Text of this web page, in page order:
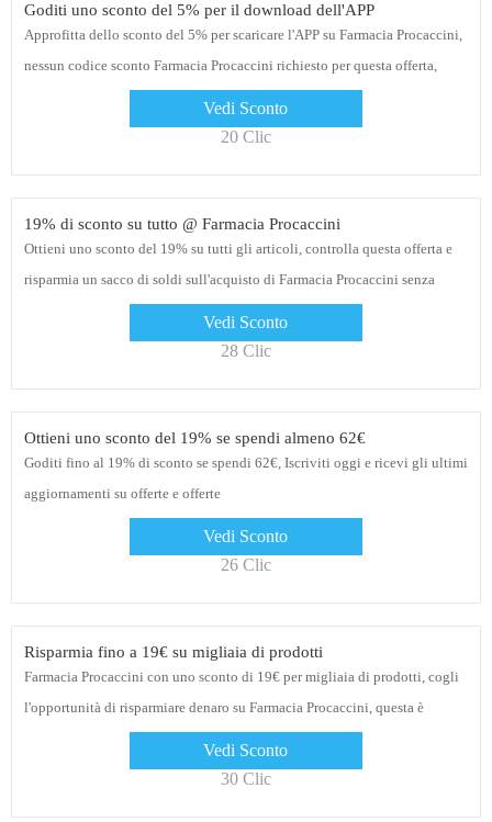
Goditi uno sconto del 5% per il download dell'APP
Approfitta dello sconto del 5% per scaricare l'APP su Farmacia Procaccini,
nessun codice sconto Farmacia Procaccini richiesto per questa offerta,
Vedi Sconto
20 Clic
19% di sconto su tutto @ Farmacia Procaccini
Ottieni uno sconto del 19% su tutti gli articoli, controlla questa offerta e
risparmia un sacco di soldi sull'acquisto di Farmacia Procaccini senza
Vedi Sconto
28 Clic
Ottieni uno sconto del 19% se spendi almeno 62€
Goditi fino al 19% di sconto se spendi 62€, Iscriviti oggi e ricevi gli ultimi
aggiornamenti su offerte e offerte
Vedi Sconto
26 Clic
Risparmia fino a 19€ su migliaia di prodotti
Farmacia Procaccini con uno sconto di 19€ per migliaia di prodotti, cogli
l'opportunità di risparmiare denaro su Farmacia Procaccini, questa è
Vedi Sconto
30 Clic